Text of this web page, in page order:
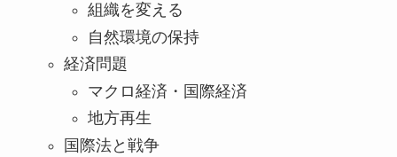
組織を変える
自然環境の保持
経済問題
マクロ経済・国際経済
地方再生
国際法と戦争